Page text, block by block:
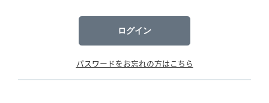
ログイン
パスワードをお忘れの方はこちら